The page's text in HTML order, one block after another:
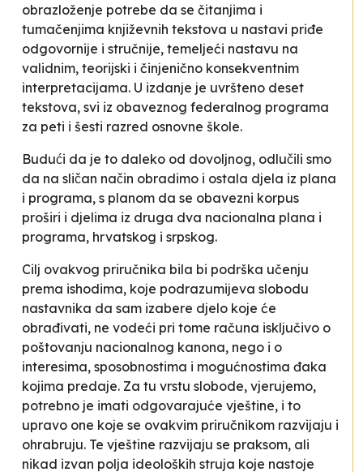
obrazloženje potrebe da se čitanjima i
tumačenjima književnih tekstova u nastavi priđe
odgovornije i stručnije, temeljeći nastavu na
validnim, teorijski i činjenično konsekventnim
interpretacijama. U izdanje je uvršteno deset
tekstova, svi iz obaveznog federalnog programa
za peti i šesti razred osnovne škole.
Budući da je to daleko od dovoljnog, odlučili smo
da na sličan način obradimo i ostala djela iz plana
i programa, s planom da se obavezni korpus
proširi i djelima iz druga dva nacionalna plana i
programa, hrvatskog i srpskog.
Cilj ovakvog priručnika bila bi podrška učenju
prema ishodima, koje podrazumijeva slobodu
nastavnika da sam izabere djelo koje će
obrađivati, ne vodeći pri tome računa isključivo o
poštovanju nacionalnog kanona, nego i o
interesima, sposobnostima i mogućnostima đaka
kojima predaje. Za tu vrstu slobode, vjerujemo,
potrebno je imati odgovarajuće vještine, i to
upravo one koje se ovakvim priručnikom razvijaju i
ohrabruju. Te vještine razvijaju se praksom, ali
nikad izvan polja ideoloških struja koje nastoje